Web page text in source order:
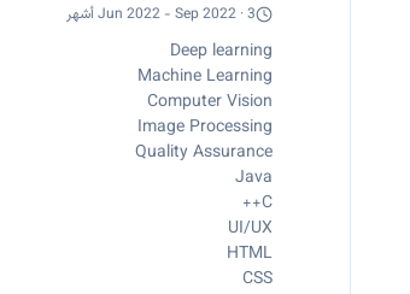
Jun 2022 - Sep 2022 · 3 أشهر
Deep learning
Machine Learning
Computer Vision
Image Processing
Quality Assurance
Java
C++
UI/UX
HTML
CSS